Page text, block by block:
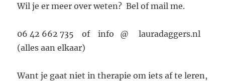
Wil je er meer over weten? Bel of mail me.
06 42 662 735 of info @ lauradaggers.nl
(alles aan elkaar)
Want je gaat niet in therapie om iets af te leren,